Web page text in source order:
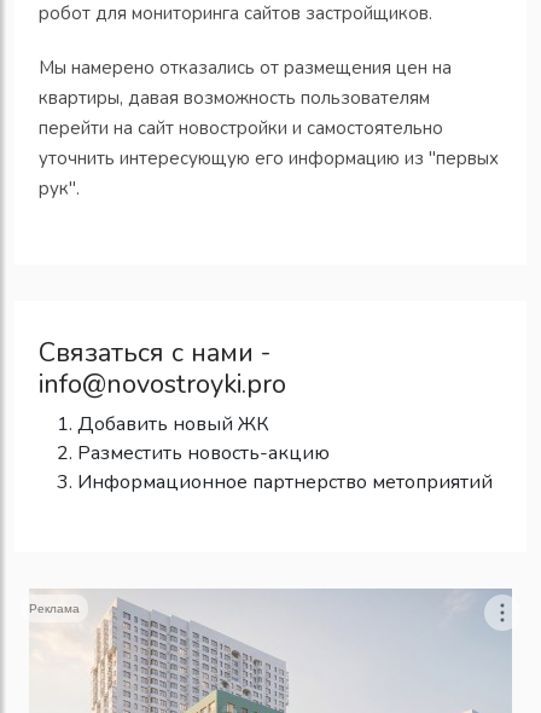
робот для мониторинга сайтов застройщиков.
Мы намерено отказались от размещения цен на
квартиры, давая возможность пользователям
перейти на сайт новостройки и самостоятельно
уточнить интересующую его информацию из "первых
рук".
Связаться с нами -
info@novostroyki.pro
Добавить новый ЖК
Разместить новость-акцию
Информационное партнерство метоприятий
Реклама